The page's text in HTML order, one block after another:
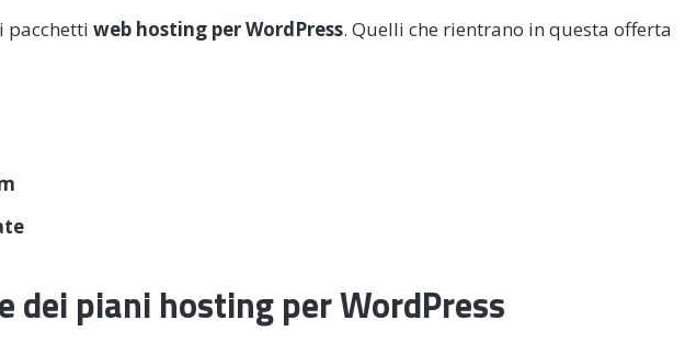
pacchetti web hosting per WordPress. Quelli che rientrano in questa offerta
dei piani hosting per WordPress